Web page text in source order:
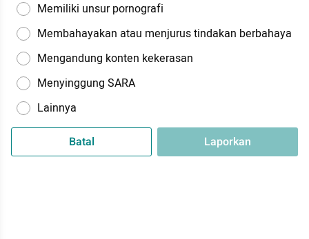
Memiliki unsur pornografi
Membahayakan atau menjurus tindakan berbahaya
Mengandung konten kekerasan
Menyinggung SARA
Lainnya
Batal Laporkan